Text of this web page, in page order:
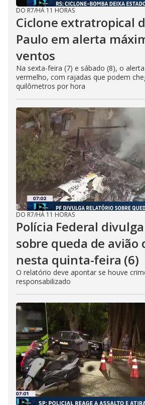
DO R7/HÁ 11 HORAS
Ciclone extratropical
Paulo em alerta
ventos
Na sexta-feira (7) e sábado (8), o
vermelho, com rajadas que podem
quilômetros por hora
DO R7/HÁ 11 HORAS
Polícia Federal
sobre queda de avião
nesta quinta-feira (6)
O relatório deve apontar se houve
responsabilizado